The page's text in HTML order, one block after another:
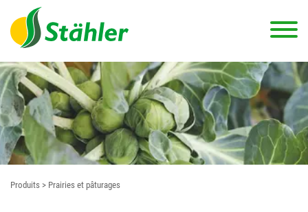
Produits > Prairies et pâturages